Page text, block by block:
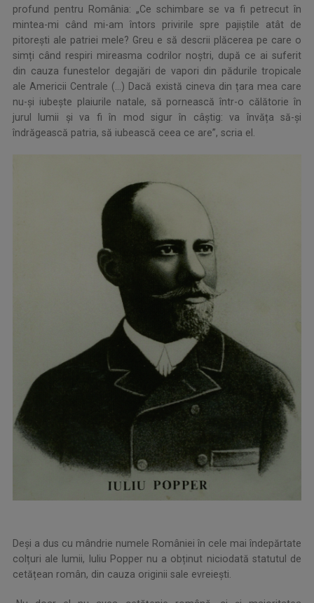
profund pentru România: „Ce schimbare se va fi petrecut în
mintea-mi când mi-am întors privirile spre pajiștile atât de
pitorești ale patriei mele? Greu e să descrii plăcerea pe care o
simți când respiri mireasma codrilor noștri, după ce ai suferit
din cauza funestelor degajări de vapori din pădurile tropicale
ale Americii Centrale (…) Dacă există cineva din țara mea care
nu-și iubește plaiurile natale, să pornească într-o călătorie în
jurul lumii și va fi în mod sigur în câștig: va învăța să-și
îndrăgească patria, să iubească ceea ce are”, scria el.
Deși a dus cu mândrie numele României în cele mai îndepărtate
colțuri ale lumii, Iuliu Popper nu a obținut niciodată statutul de
cetățean român, din cauza originii sale evreiești.